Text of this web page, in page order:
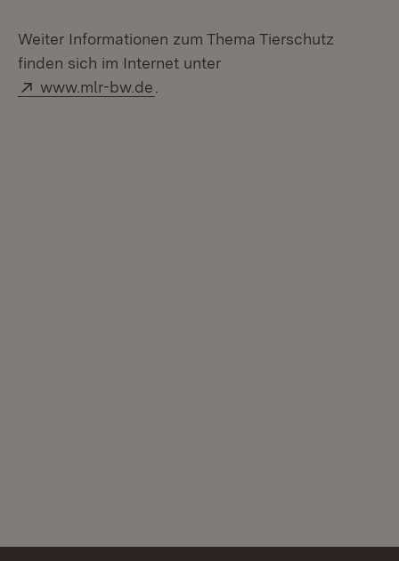
Weiter Informationen zum Thema Tierschutz
finden sich im Internet unter
Extern:
www.mlr-bw.de